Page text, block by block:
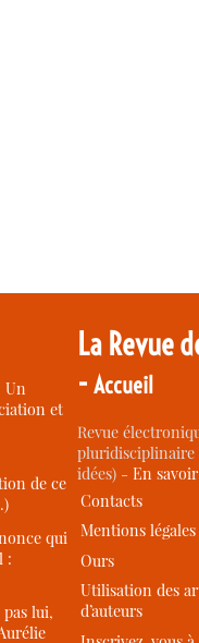
Un
et
de ce
qui
:
pas lui,
La Revue
-Accueil
Revue
idées) -En
Contacts
Mentions légales
Ours
Utilisation des
d’auteurs